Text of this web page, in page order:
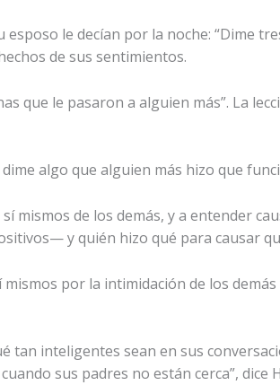
le decían por la noche: “Dime
de sus sentimientos.
que le pasaron a alguien más”. La
algo que alguien más hizo que
mismos de los demás, y a entender
y quién hizo qué para causar
por la intimidación de los
tan inteligentes sean en sus
sus padres no están cerca”, dice